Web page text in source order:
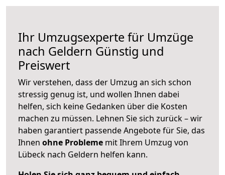
Ihr Umzugsexperte für Umzüge
nach Geldern Günstig und
Preiswert
Wir verstehen, dass der Umzug an sich schon
stressig genug ist, und wollen Ihnen dabei
helfen, sich keine Gedanken über die Kosten
machen zu müssen. Lehnen Sie sich zurück – wir
haben garantiert passende Angebote für Sie, das
Ihnen ohne Probleme mit Ihrem Umzug von
Lübeck nach Geldern helfen kann.